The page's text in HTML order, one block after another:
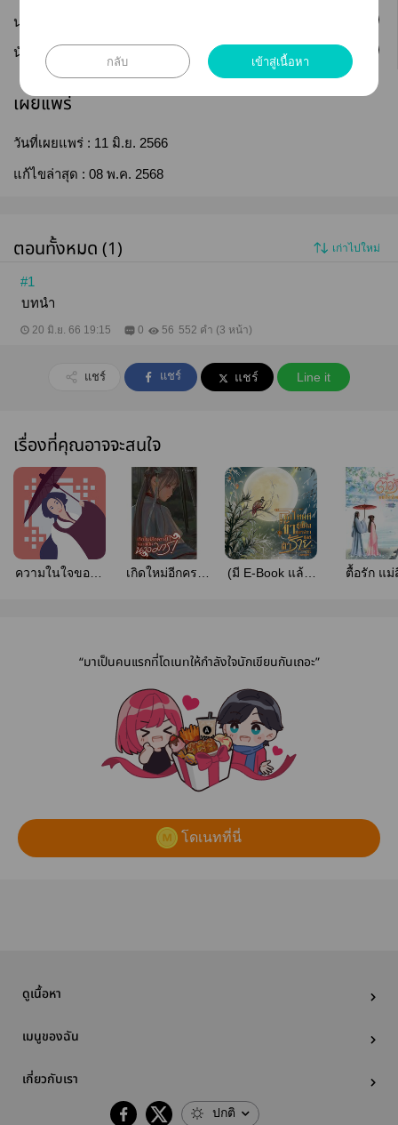
นามปากกา :
นักเขียน : ติดตาม
เผยแพร่
วันที่เผยแพร่ : 11 มิ.ย. 2566
แก้ไขล่าสุด : 08 พ.ค. 2568
ตอนทั้งหมด (1) เก่าไปใหม่
#1
บทนำ
20 มิ.ย. 66 19:15 0 56 552 คำ (3 หน้า)
แชร์ แชร์ แชร์ Line it
เรื่องที่คุณอาจจะสนใจ
ความในใจของฮู
เกิดใหม่อีกครา
(มี E-Book แล้ว)
ตื้อรัก แม่
“มาเป็นคนแรกที่โดเนทให้กำลังใจนักเขียนกันเถอะ”
โดเนทที่นี่
ดูเนื้อหา
เมนูของฉัน
เกี่ยวกับเรา
ปกติ
กลับ เข้าสู่เนื้อหา